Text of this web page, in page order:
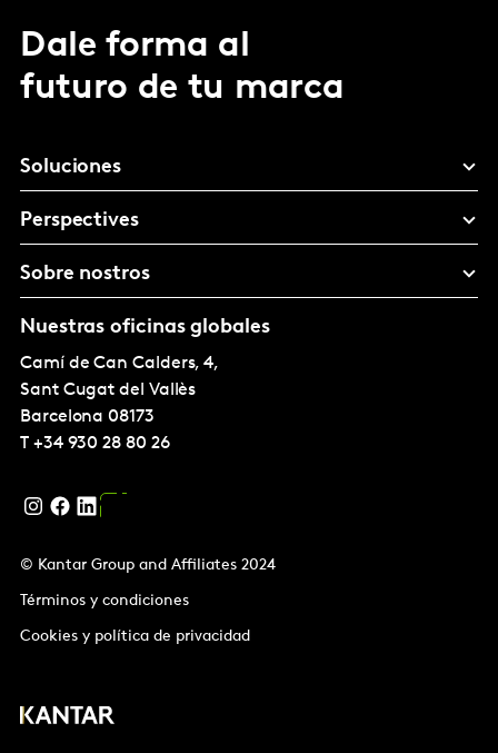
Dale forma al
futuro de tu marca
Soluciones
Perspectives
Sobre nostros
Nuestras oficinas globales
Camí de Can Calders, 4,
Sant Cugat del Vallès
Barcelona 08173
T +34 930 28 80 26
© Kantar Group and Affiliates 2024
Términos y condiciones
Cookies y política de privacidad